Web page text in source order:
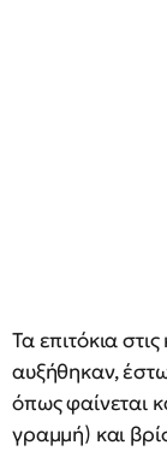
Τα επιτόκια
αυξήθηκαν,
όπως φαίνεται
γραμμή) και